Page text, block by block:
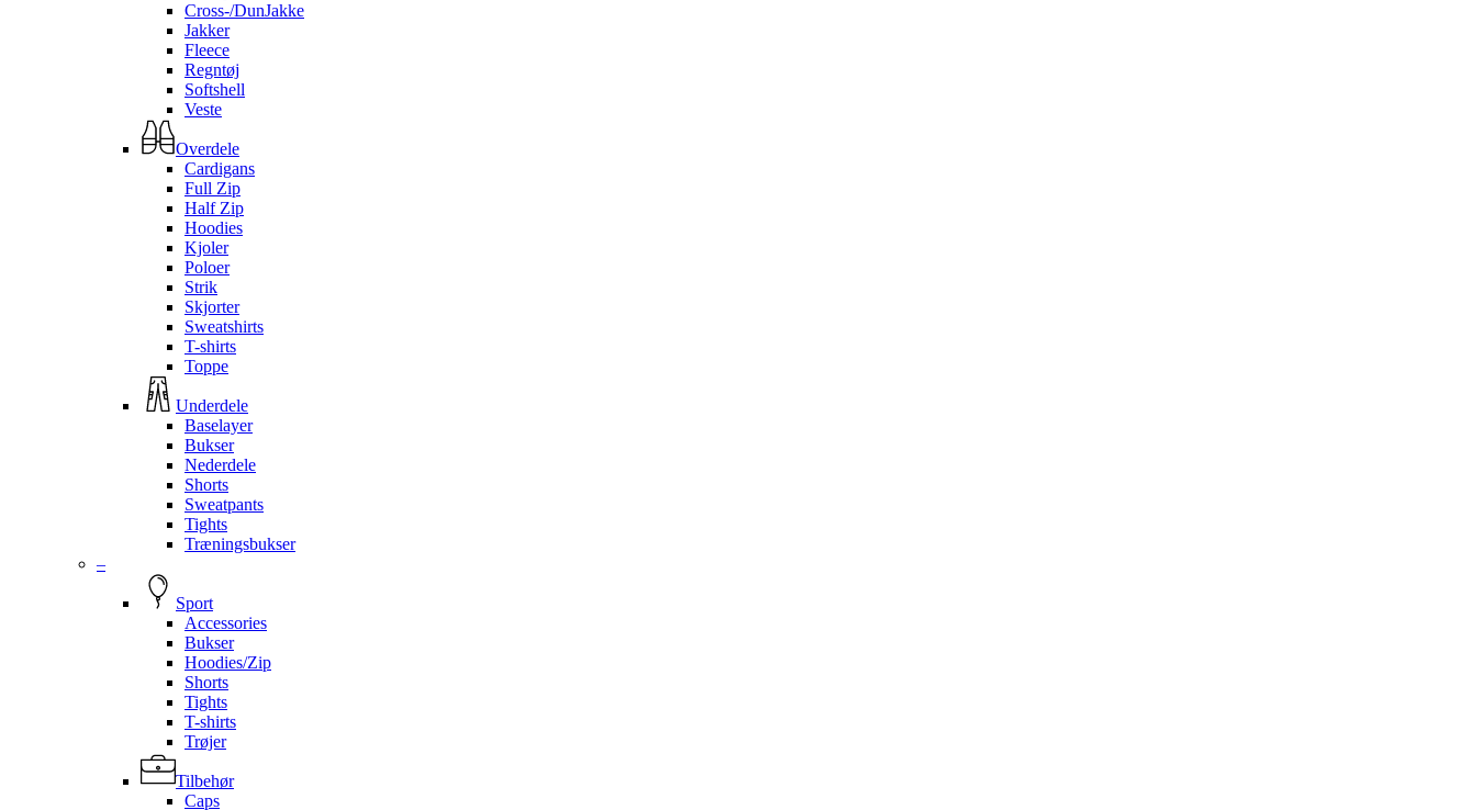
Cross-/DunJakke
Jakker
Fleece
Regntøj
Softshell
Veste
Overdele
Cardigans
Full Zip
Half Zip
Hoodies
Kjoler
Poloer
Strik
Skjorter
Sweatshirts
T-shirts
Toppe
Underdele
Baselayer
Bukser
Nederdele
Shorts
Sweatpants
Tights
Træningsbukser
–
Sport
Accessories
Bukser
Hoodies/Zip
Shorts
Tights
T-shirts
Trøjer
Tilbehør
Caps